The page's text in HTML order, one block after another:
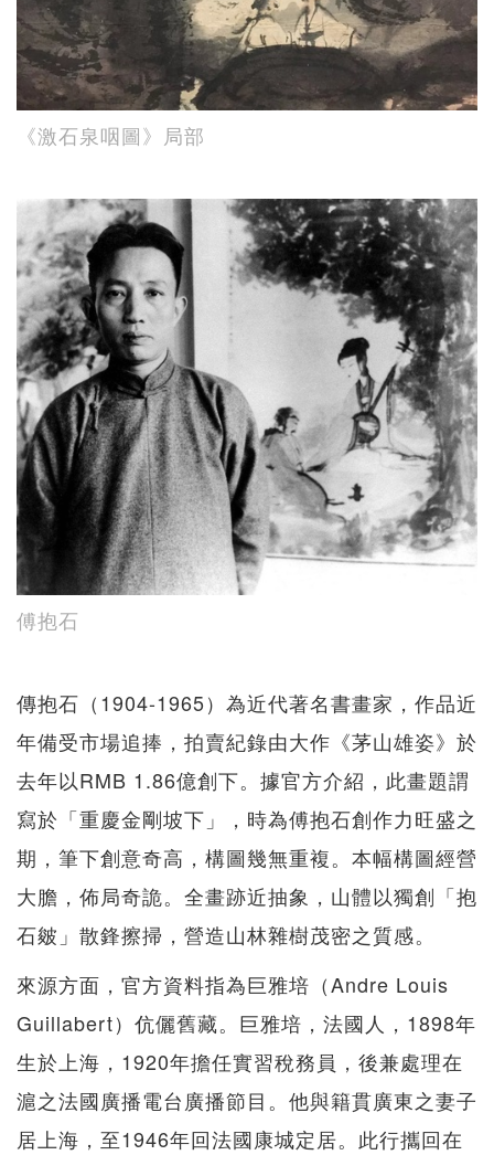
《激石泉咽圖》局部
傅抱石
傳抱石（1904-1965）為近代著名書畫家，作品近
年備受市場追捧，拍賣紀錄由大作《茅山雄姿》於
去年以RMB 1.86億創下。據官方介紹，此畫題謂
寫於「重慶金剛坡下」，時為傅抱石創作力旺盛之
期，筆下創意奇高，構圖幾無重複。本幅構圖經營
大膽，佈局奇詭。全畫跡近抽象，山體以獨創「抱
石皴」散鋒擦掃，營造山林雜樹茂密之質感。
來源方面，官方資料指為巨雅培（Andre Louis
Guillabert）伉儷舊藏。巨雅培，法國人，1898年
生於上海，1920年擔任實習稅務員，後兼處理在
滬之法國廣播電台廣播節目。他與籍貫廣東之妻子
居上海，至1946年回法國康城定居。此行攜回在